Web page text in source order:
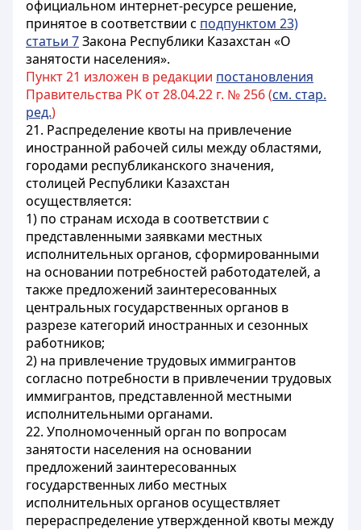
официальном интернет-ресурсе решение,
принятое в соответствии с подпунктом 23)
статьи 7Закона Республики Казахстан «О
занятости населения».
Пункт 21 изложен в редакции постановления
Правительства РК от 28.04.22 г. № 256 (см. стар.
ред.)
21. Распределение квоты на привлечение
иностранной рабочей силы между областями,
городами республиканского значения,
столицей Республики Казахстан
осуществляется:
1) по странам исхода в соответствии с
представленными заявками местных
исполнительных органов, сформированными
на основании потребностей работодателей, а
также предложений заинтересованных
центральных государственных органов в
разрезе категорий иностранных и сезонных
работников;
2) на привлечение трудовых иммигрантов
согласно потребности в привлечении трудовых
иммигрантов, представленной местными
исполнительными органами.
22. Уполномоченный орган по вопросам
занятости населения на основании
предложений заинтересованных
государственных либо местных
исполнительных органов осуществляет
перераспределение утвержденной квоты между